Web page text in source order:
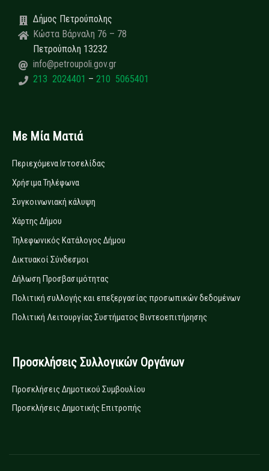
Δήμος Πετρούπολης
Κώστα Βάρναλη 76 – 78
Πετρούπολη 13232
info@petroupoli.gov.gr
213 2024401 – 210 5065401
Με Μία Ματιά
Περιεχόμενα Ιστοσελίδας
Χρήσιμα Τηλέφωνα
Συγκοινωνιακή κάλυψη
Χάρτης Δήμου
Τηλεφωνικός Κατάλογος Δήμου
Δικτυακοί Σύνδεσμοι
Δήλωση Προσβασιμότητας
Πολιτική συλλογής και επεξεργασίας προσωπικών δεδομένων
Πολιτική Λειτουργίας Συστήματος Βιντεοεπιτήρησης
Προσκλήσεις Συλλογικών Οργάνων
Προσκλήσεις Δημοτικού Συμβουλίου
Προσκλήσεις Δημοτικής Επιτροπής